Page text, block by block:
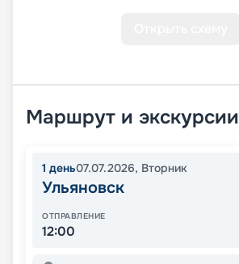
Маршрут и экскурсии
1 день07.07.2026, Вторник
Ульяновск
ОТПРАВЛЕНИЕ
12:00